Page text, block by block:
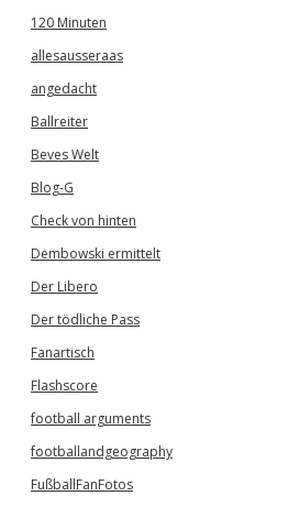
120 Minuten
allesausseraas
angedacht
Ballreiter
Beves Welt
Blog-G
Check von hinten
Dembowski ermittelt
Der Libero
Der tödliche Pass
Fanartisch
Flashscore
football arguments
footballandgeography
FußballFanFotos